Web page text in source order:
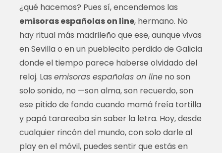
¿qué hacemos? Pues sí, encendemos las
emisoras españolas on line, hermano. No
hay ritual más madrileño que ese, aunque vivas
en Sevilla o en un pueblecito perdido de Galicia
donde el tiempo parece haberse olvidado del
reloj. Las emisoras españolas on lineno son
solo sonido, no —son alma, son recuerdo, son
ese pitido de fondo cuando mamá freía tortilla
y papá tarareaba sin saber la letra. Hoy, desde
cualquier rincón del mundo, con solo darle al
play en el móvil, puedes sentir que estás en